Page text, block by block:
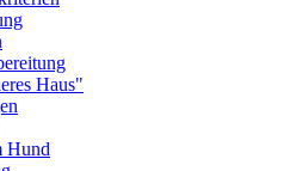
Haus"
Hund